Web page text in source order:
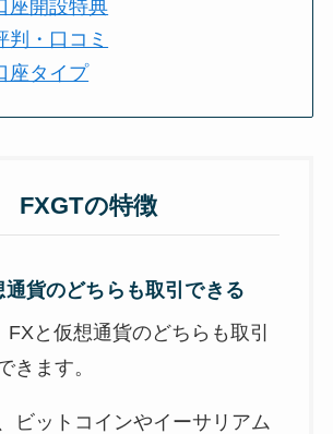
座開設特典
判・口コミ
座タイプ
FXGTの特徴
通貨のどちらも取引できる
FXと仮想通貨のどちらも取引
きます。
ビットコインやイーサリアム